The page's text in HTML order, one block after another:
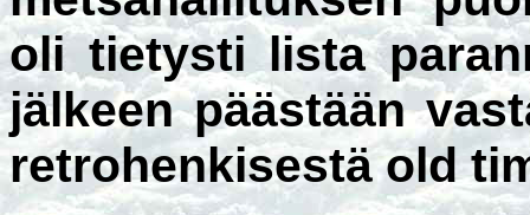
oli tietysti lista
jälkeen päästään
retrohenkisestä old